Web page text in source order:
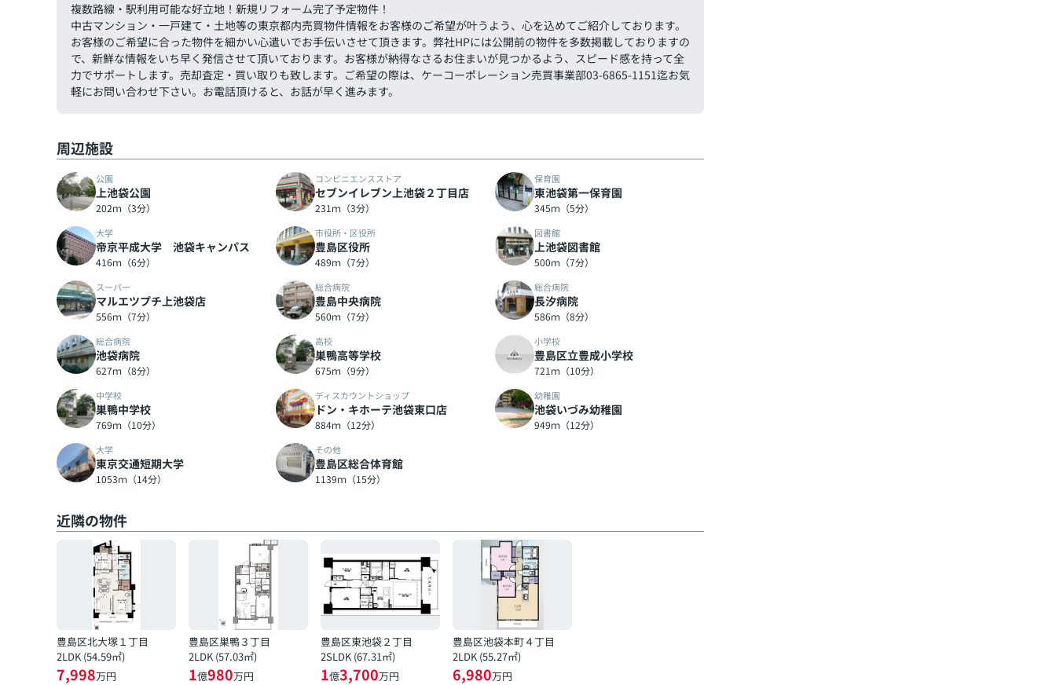
複数路線・駅利用可能な好立地！新規リフォーム完了予定物件！
中古マンション・一戸建て・土地等の東京都内売買物件情報をお客様のご希望が叶うよう、心を込めてご紹介しております。
お客様のご希望に合った物件を細かい心遣いでお手伝いさせて頂きます。弊社HPには公開前の物件を多数掲載しておりますの
で、新鮮な情報をいち早く発信させて頂いております。お客様が納得なさるお住まいが見つかるよう、スピード感を持って全
力でサポートします。売却査定・買い取りも致します。ご希望の際は、ケーコーポレーション売買事業部03-6865-1151迄お気
軽にお問い合わせ下さい。お電話頂けると、お話が早く進みます。
周辺施設
公園
上池袋公園
202ｍ（3分）
コンビニエンスストア
セブンイレブン上池袋２丁目店
231ｍ（3分）
保育園
東池袋第一保育園
345ｍ（5分）
大学
帝京平成大学 池袋キャンパス
416ｍ（6分）
市役所・区役所
豊島区役所
489ｍ（7分）
図書館
上池袋図書館
500ｍ（7分）
スーパー
マルエツプチ上池袋店
556ｍ（7分）
総合病院
豊島中央病院
560ｍ（7分）
総合病院
長汐病院
586ｍ（8分）
総合病院
池袋病院
627ｍ（8分）
高校
巣鴨高等学校
675ｍ（9分）
小学校
豊島区立豊成小学校
721ｍ（10分）
中学校
巣鴨中学校
769ｍ（10分）
ディスカウントショップ
ドン・キホーテ池袋東口店
884ｍ（12分）
幼稚園
池袋いづみ幼稚園
949ｍ（12分）
大学
東京交通短期大学
1053ｍ（14分）
その他
豊島区総合体育館
1139ｍ（15分）
近隣の物件
豊島区北大塚１丁目
2LDK (54.59㎡)
7,998万円
豊島区巣鴨３丁目
2LDK (57.03㎡)
1億980万円
豊島区東池袋２丁目
2SLDK (67.31㎡)
1億3,700万円
豊島区池袋本町４丁目
2LDK (55.27㎡)
6,980万円